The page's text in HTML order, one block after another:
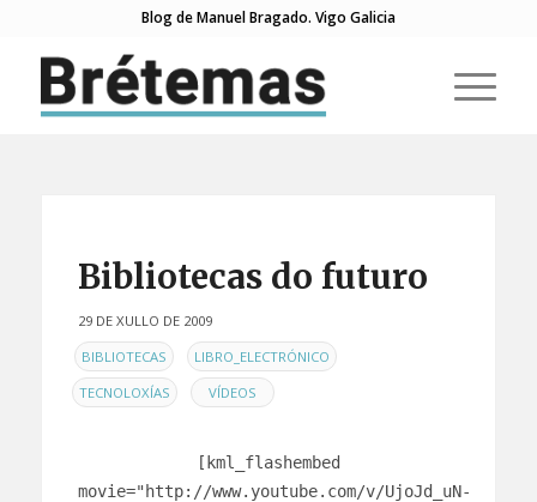
Blog de Manuel Bragado. Vigo Galicia
Bibliotecas do futuro
29 DE XULLO DE 2009
ENBIBLIOTECAS , LIBRO_ELECTRÓNICO ,
TECNOLOXÍAS , VÍDEOS
[kml_flashembed
movie="http://www.youtube.com/v/UjoJd_uN-